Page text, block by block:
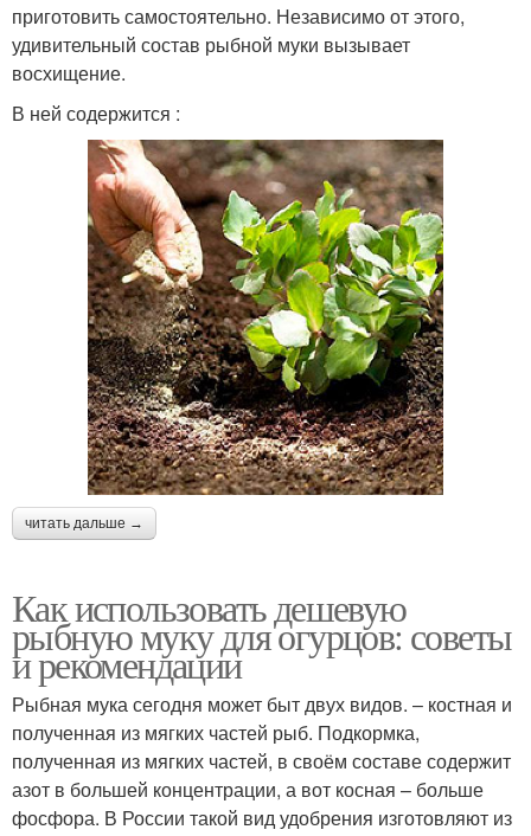
приготовить самостоятельно. Независимо от этого,
удивительный состав рыбной муки вызывает
восхищение.
В ней содержится :
читать дальше →
Как использовать дешевую
рыбную муку для огурцов: советы
и рекомендации
Рыбная мука сегодня может быт двух видов. – костная и
полученная из мягких частей рыб. Подкормка,
полученная из мягких частей, в своём составе содержит
азот в большей концентрации, а вот косная – больше
фосфора. В России такой вид удобрения изготовляют из